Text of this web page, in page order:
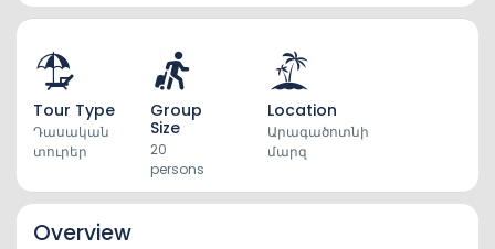
Tour Type
Դասական
տուրեր
Group
Size
20
persons
Location
Արագածոտնի
մարզ
Overview